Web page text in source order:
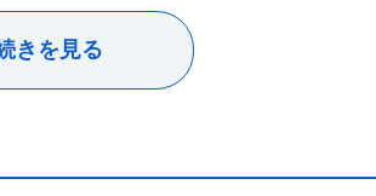
な理念と経済との関係についてゼミ生
きを見る